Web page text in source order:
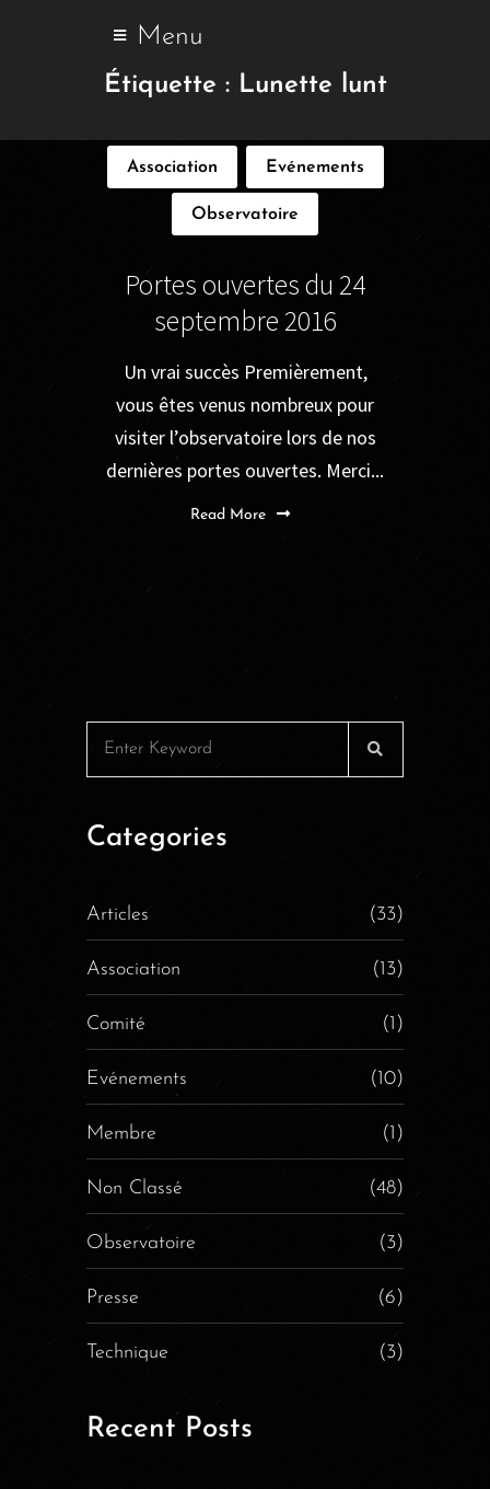
Menu
Étiquette : Lunette lunt
Association Evénements
Observatoire
Portes ouvertes du 24
septembre 2016
Un vrai succès Premièrement,
vous êtes venus nombreux pour
visiter l’observatoire lors de nos
dernières portes ouvertes. Merci...
Read More
Categories
Articles (33)
Association (13)
Comité (1)
Evénements (10)
Membre (1)
Non Classé (48)
Observatoire (3)
Presse (6)
Technique (3)
Recent Posts